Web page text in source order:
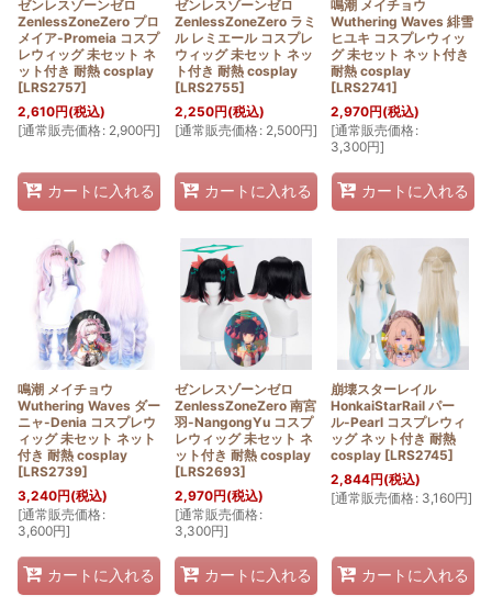
ゼンレスゾーンゼロ
ZenlessZoneZero プロ
メイア-Promeia コスプ
レウィッグ 未セット ネ
ット付き 耐熱 cosplay
[LRS2757]
2,610円(税込)
[通常販売価格: 2,900円]
カートに入れる
ゼンレスゾーンゼロ
ZenlessZoneZero ラミ
ル レミエール コスプレ
ウィッグ 未セット ネッ
ト付き 耐熱 cosplay
[LRS2755]
2,250円(税込)
[通常販売価格: 2,500円]
カートに入れる
鳴潮 メイチョウ
Wuthering Waves 緋雪
ヒユキ コスプレウィッ
グ 未セット ネット付き
耐熱 cosplay
[LRS2741]
2,970円(税込)
[通常販売価格:
3,300円]
カートに入れる
鳴潮 メイチョウ
Wuthering Waves ダー
ニャ-Denia コスプレウ
ィッグ 未セット ネット
付き 耐熱 cosplay
[LRS2739]
3,240円(税込)
[通常販売価格:
3,600円]
カートに入れる
ゼンレスゾーンゼロ
ZenlessZoneZero 南宮
羽-NangongYu コスプ
レウィッグ 未セット ネ
ット付き 耐熱 cosplay
[LRS2693]
2,970円(税込)
[通常販売価格:
3,300円]
カートに入れる
崩壊スターレイル
HonkaiStarRail パー
ル-Pearl コスプレウィ
ッグ ネット付き 耐熱
cosplay [LRS2745]
2,844円(税込)
[通常販売価格: 3,160円]
カートに入れる